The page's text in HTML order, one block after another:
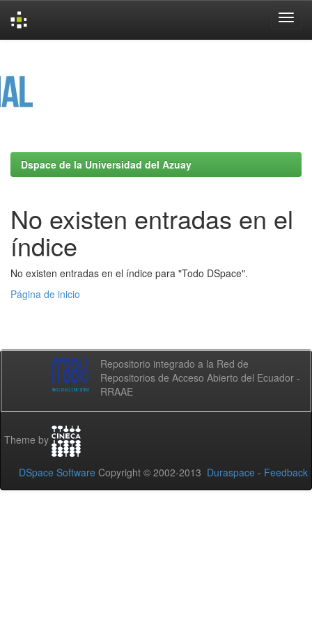
Dspace de la Universidad del Azuay
No existen entradas en el
índice
No existen entradas en el índice para "Todo DSpace".
Página de inicio
Repositorio integrado a la Red de
Repositorios de Acceso Abierto del Ecuador -
RRAAE
Theme by
DSpace Software Copyright © 2002-2013 Duraspace - Feedback